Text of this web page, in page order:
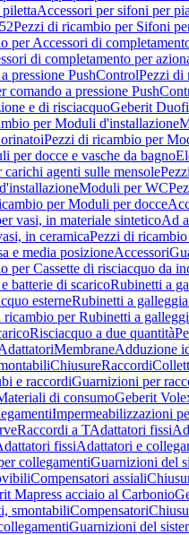
Accessori per sifoni per
Pezzi di ricambio per Sifoni
per Accessori di
di completamento per
pressione PushControlPezzi di
comando a pressione
e di risciacquoGeberit
per Moduli d'installazione
Pezzi di ricambio per
per docce e vasche da bagno
agenti sulle mensole
Moduli per WC
per Moduli per docce
vasi, in materiale sinteticoAd
in ceramicaPezzi di ricambio
e media posizioneAccessori
per Cassette di risciacquo da
batterie di scaricoRubinetti a
esterneRubinetti a
ricambio per Rubinetti a
Risciacquo a due quantità
MembraneAdduzione
ChiusureRaccordi
e raccordiGuarnizioni per
di consumoGeberit
Impermeabilizzazioni
Raccordi a TAdattatori fissi
fissiAdattatori e
collegamentiGuarnizioni del
Compensatori assiali
Mapress acciaio al Carbonio
smontabiliCompensatori
Guarnizioni del